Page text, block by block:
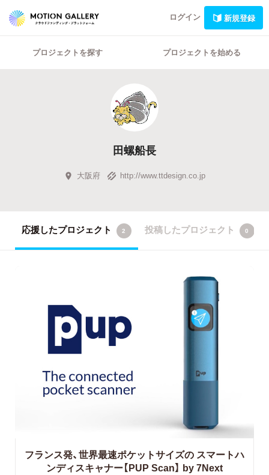
ログイン 新規登録
プロジェクトを探す プロジェクトを始める
田螺船長
大阪府 http://www.ttdesign.co.jp
応援したプロジェクト 2 投稿したプロジェクト 0
フランス発、世界最速ポケットサイズの スマートハ
ンディスキャナー【PUP Scan】 by 7Next